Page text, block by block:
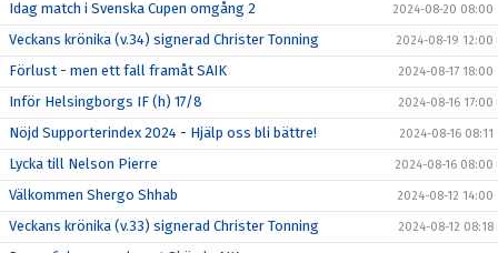
Idag match i Svenska Cupen omgång 2 2024-08-20 08:00
Veckans krönika (v.34) signerad Christer Tonning 2024-08-19 12:00
Förlust - men ett fall framåt SAIK 2024-08-17 18:00
Inför Helsingborgs IF (h) 17/8 2024-08-16 17:00
Nöjd Supporterindex 2024 - Hjälp oss bli bättre! 2024-08-16 08:11
Lycka till Nelson Pierre 2024-08-16 08:00
Välkommen Shergo Shhab 2024-08-12 14:00
Veckans krönika (v.33) signerad Christer Tonning 2024-08-12 08:18